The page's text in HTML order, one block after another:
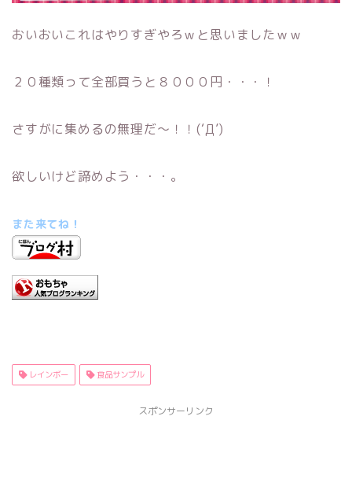
おいおいこれはやりすぎやろｗと思いましたｗｗ
２０種類って全部買うと８０００円・・・！
さすがに集めるの無理だ～！！(‘Д’)
欲しいけど諦めよう・・・。
また来てね！
レインボー 食品サンプル
スポンサーリンク